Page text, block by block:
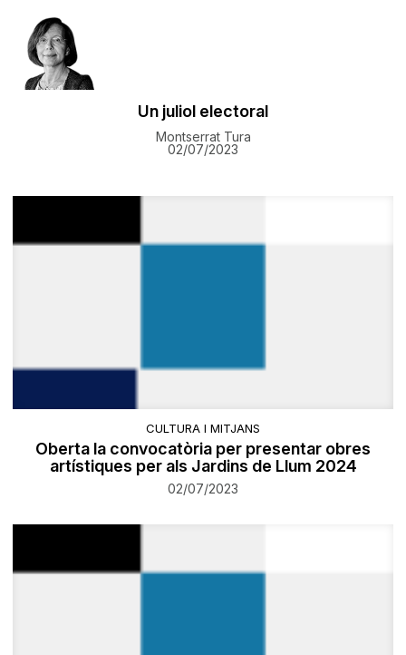
​Un juliol electoral
Montserrat Tura
02/07/2023
CULTURA I MITJANS
Oberta la convocatòria per presentar obres
artístiques per als Jardins de Llum 2024
02/07/2023